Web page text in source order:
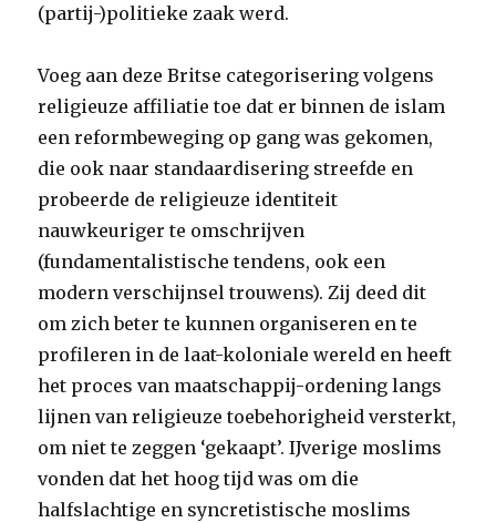
(partij-)politieke zaak werd.
Voeg aan deze Britse categorisering volgens
religieuze affiliatie toe dat er binnen de islam
een reformbeweging op gang was gekomen,
die ook naar standaardisering streefde en
probeerde de religieuze identiteit
nauwkeuriger te omschrijven
(fundamentalistische tendens, ook een
modern verschijnsel trouwens). Zij deed dit
om zich beter te kunnen organiseren en te
profileren in de laat-koloniale wereld en heeft
het proces van maatschappij-ordening langs
lijnen van religieuze toebehorigheid versterkt,
om niet te zeggen ‘gekaapt’. IJverige moslims
vonden dat het hoog tijd was om die
halfslachtige en syncretistische moslims